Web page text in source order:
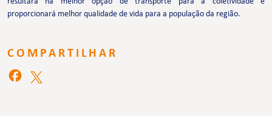
proporcionará melhor qualidade de vida para a população da região.
COMPARTILHAR